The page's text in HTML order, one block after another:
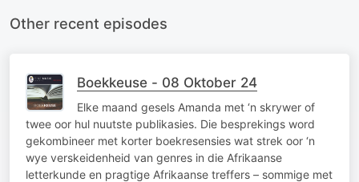
Other recent episodes
Boekkeuse - 08 Oktober 24
Elke maand gesels Amanda met ‘n skrywer of
twee oor hul nuutste publikasies. Die besprekings word
gekombineer met korter boekresensies wat strek oor ‘n
wye verskeidenheid van genres in die Afrikaanse
letterkunde en pragtige Afrikaanse treffers – sommige met